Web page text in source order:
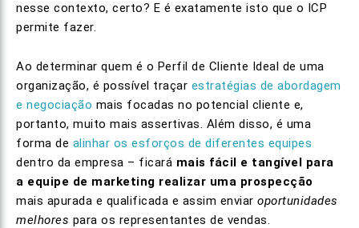
nesse contexto, certo? E é exatamente isto que o ICP
permite fazer.
Ao determinar quem é o Perfil de Cliente Ideal de uma
organização, é possível traçar estratégias de abordagem
e negociação mais focadas no potencial cliente e,
portanto, muito mais assertivas. Além disso, é uma
forma de alinhar os esforços de diferentes equipes
dentro da empresa – ficará mais fácil e tangível para
a equipe de marketing realizar uma prospecção
mais apurada e qualificada e assim enviar oportunidades
melhores para os representantes de vendas.